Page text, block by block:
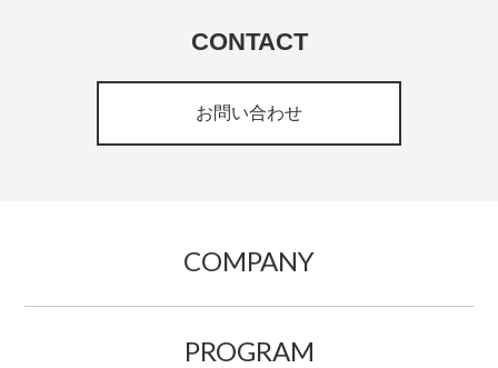
CONTACT
お問い合わせ
COMPANY
PROGRAM